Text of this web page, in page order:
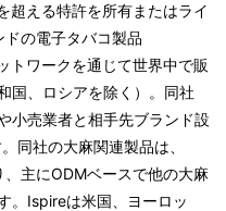
超える特許を所有またはライ
の電子タバコ製品
トワークを通じて世界中で販
国、ロシアを除く）。同社
小売業者と相手先ブランド設
同社の大麻関連製品は、
主にODMベースで他の大麻
。Ispireは米国、ヨーロッ